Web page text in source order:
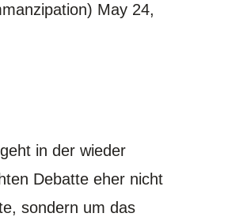
May 24,
in der wieder
Debatte eher nicht
sondern um das